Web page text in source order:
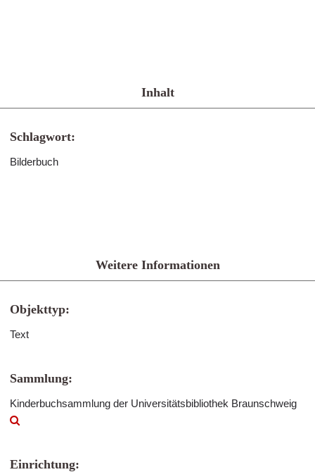
Inhalt
Schlagwort:
Bilderbuch
Weitere Informationen
Objekttyp:
Text
Sammlung:
Kinderbuchsammlung der Universitätsbibliothek Braunschweig
Einrichtung: